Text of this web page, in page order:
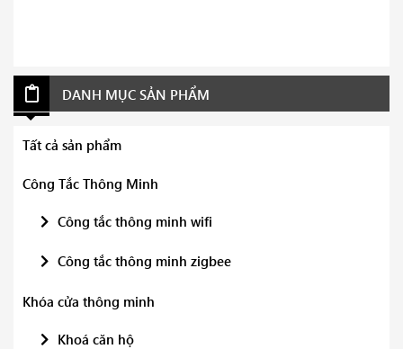
DANH MỤC SẢN PHẨM
Tất cả sản phẩm
Công Tắc Thông Minh
Công tắc thông minh wifi
Công tắc thông minh zigbee
Khóa cửa thông minh
Khoá căn hộ